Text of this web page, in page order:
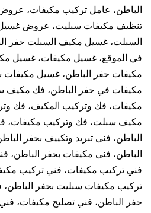
الباطن، عامل تركيب مكيفات، عروض
تنظيف مكيفات سبليت، عروض غسيل
السبلت، غسيل مكيف السبلت حفر
في الموقع، غسيل مكيفات، غسيل
مكيفات حفر الباطن، غسيل مكيفات
مكيفات في حفر الباطن، فك مكيف
مكيفات، فك وتركيب المكيف، فك
مكيف سبلت، فك وتركيب مكيفات،
الباطن، فنى تبريد وتكييف بحفر
الباطن، فنى مكيفات بحفر الباطن،
فني تركيب مكيفات، فني تركيب
تركيب مكيفات سبليت بحفر الباطن،
حفر الباطن، فني تصليح مكيفات،